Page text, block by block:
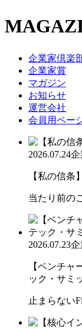
企業家倶楽
企業家賞
マガジン
お知らせ
運営会社
会員用ペー
2026.07.24企
【私の信
当たり前の
2026.07.23企
【ベンチャ
ック・サミ
止まらない